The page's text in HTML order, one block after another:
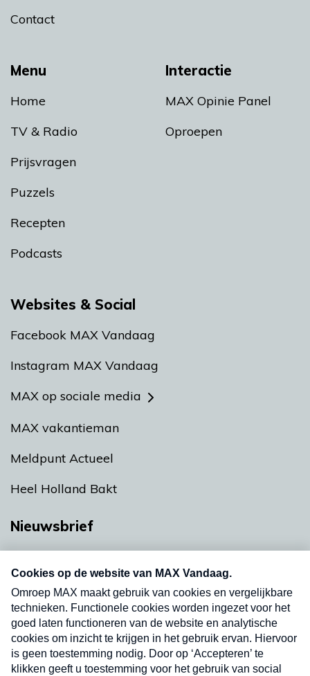
Menu
Home
TV & Radio
Prijsvragen
Puzzels
Recepten
Podcasts
Interactie
MAX Opinie Panel
Oproepen
Contact
Websites & Social
Facebook MAX Vandaag
Instagram MAX Vandaag
MAX op sociale media
MAX vakantieman
Meldpunt Actueel
Heel Holland Bakt
Nieuwsbrief
nieuwsbrief. Elke vrijdag- en dinsdagochtend in
uw mailbox.
Verzend